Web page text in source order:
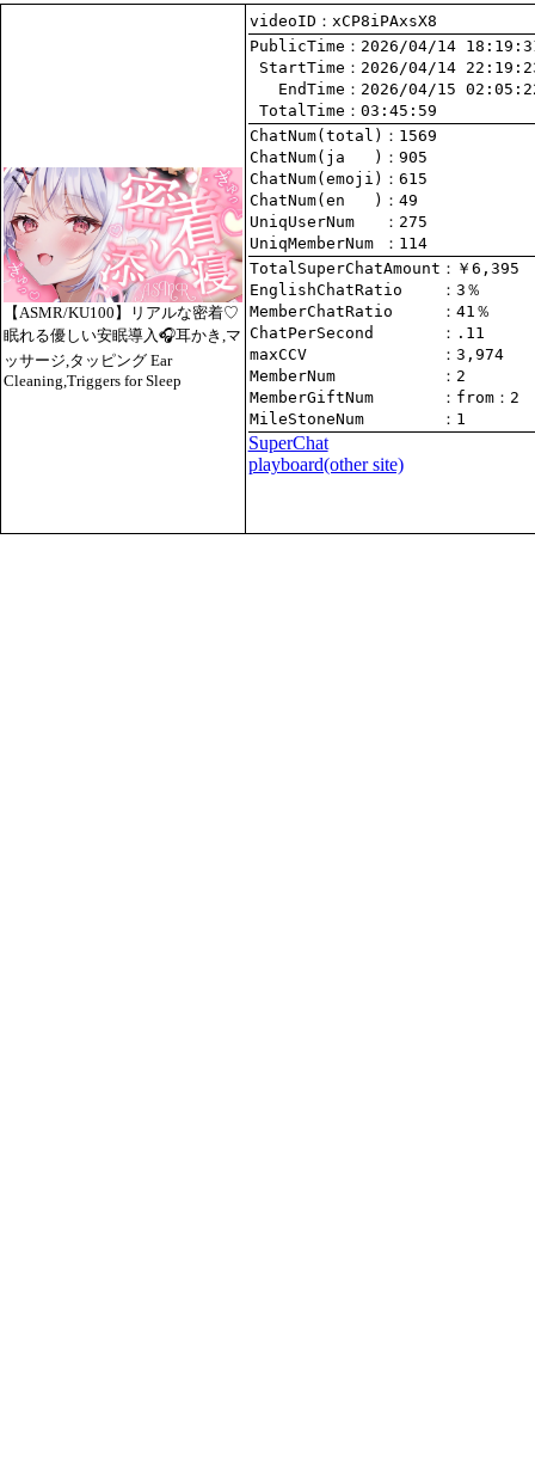
【ASMR/KU100】リアルな密着♡
眠れる優しい安眠導入🎧耳かき,マ
ッサージ,タッピング Ear
Cleaning,Triggers for Sleep
videoID：xCP8iPAxsX8
PublicTime
StartTime
   EndTime
TotalTime ：03:45:59
ChatNum(total)
ChatNum(ja   )
ChatNum(emoji)
ChatNum(en   )
UniqUserNum
：275
UniqMemberNum
：114
TotalSuperChatAmount
EnglishChatRatio
MemberChatRatio
ChatPerSecond
maxCCV
：3,974
MemberNum
：2
MemberGiftNum
： from ：2
MileStoneNum
：1
SuperChat
playboard(other site)